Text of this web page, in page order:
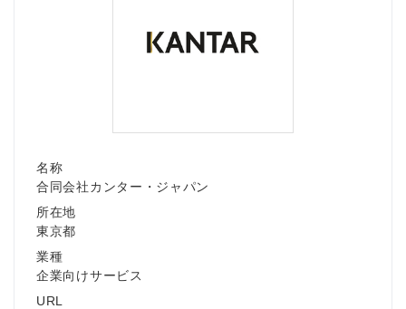
名称
合同会社カンター・ジャパン
所在地
東京都
業種
企業向けサービス
URL